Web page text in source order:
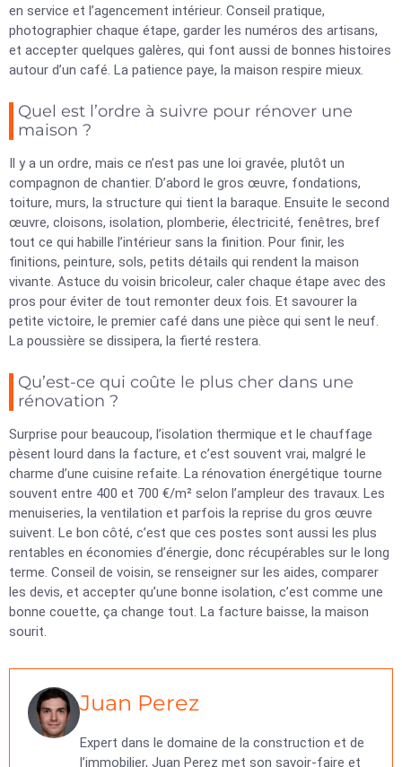
en service et l’agencement intérieur. Conseil pratique,
photographier chaque étape, garder les numéros des artisans,
et accepter quelques galères, qui font aussi de bonnes histoires
autour d’un café. La patience paye, la maison respire mieux.
Quel est l’ordre à suivre pour rénover une
maison ?
Il y a un ordre, mais ce n’est pas une loi gravée, plutôt un
compagnon de chantier. D’abord le gros œuvre, fondations,
toiture, murs, la structure qui tient la baraque. Ensuite le second
œuvre, cloisons, isolation, plomberie, électricité, fenêtres, bref
tout ce qui habille l’intérieur sans la finition. Pour finir, les
finitions, peinture, sols, petits détails qui rendent la maison
vivante. Astuce du voisin bricoleur, caler chaque étape avec des
pros pour éviter de tout remonter deux fois. Et savourer la
petite victoire, le premier café dans une pièce qui sent le neuf.
La poussière se dissipera, la fierté restera.
Qu’est-ce qui coûte le plus cher dans une
rénovation ?
Surprise pour beaucoup, l’isolation thermique et le chauffage
pèsent lourd dans la facture, et c’est souvent vrai, malgré le
charme d’une cuisine refaite. La rénovation énergétique tourne
souvent entre 400 et 700 €/m² selon l’ampleur des travaux. Les
menuiseries, la ventilation et parfois la reprise du gros œuvre
suivent. Le bon côté, c’est que ces postes sont aussi les plus
rentables en économies d’énergie, donc récupérables sur le long
terme. Conseil de voisin, se renseigner sur les aides, comparer
les devis, et accepter qu’une bonne isolation, c’est comme une
bonne couette, ça change tout. La facture baisse, la maison
sourit.
Juan Perez
Expert dans le domaine de la construction et de
l’immobilier, Juan Perez met son savoir-faire et